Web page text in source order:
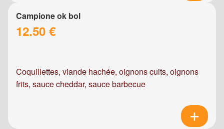
Campione ok bol
12.50 €
Coquillettes, viande hachée, oignons cuits, oignons
frits, sauce cheddar, sauce barbecue